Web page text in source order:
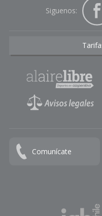
Siguenos:
Comunícate